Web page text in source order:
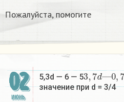
Пожалуйста, помогите
02
ИЮНЬ
5,3d — 6 — 5
3,7d—0, 7
значение при d = 3/4